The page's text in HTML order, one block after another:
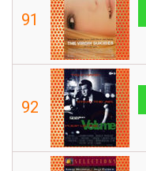
91
92